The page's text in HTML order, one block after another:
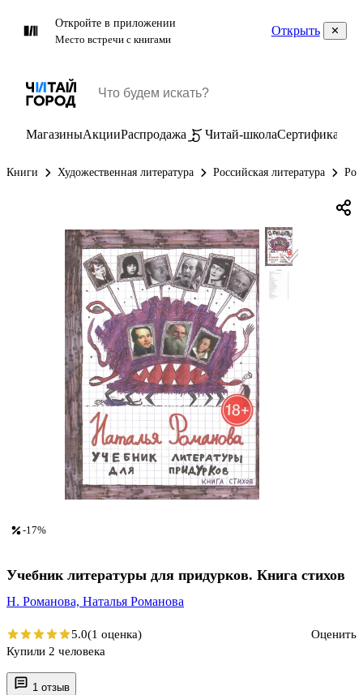
Откройте в приложении
Место встречи с книгами
Открыть
МагазиныАкцииРаспродажа Читай-школаСертификаты
Книги Художественная литература Российская литература
1 отзыв
-17%
Учебник литературы для придурков. Книга стихов
Н. Романова, Наталья Романова
5.0(1 оценка)
Оценить
Купили 2 человека